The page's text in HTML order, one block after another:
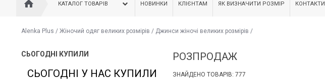
КАТАЛОГ ТОВАРІВ НОВИНКИ КЛІЄНТАМ ЯК ВИЗНАЧИТИ РОЗМІР КОНТАКТИ
Alenka Plus / Жіночий одяг великих розмірів / Джинси жіночі великих розмірів /
СЬОГОДНІ КУПИЛИ
СЬОГОДНІ У НАС КУПИЛИ
РОЗПРОДАЖ
ЗНАЙДЕНО ТОВАРІВ: 777